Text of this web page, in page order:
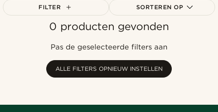
FILTER SORTEREN OP
Populairste
Duurste
0 producten gevonden
Pas de geselecteerde filters aan
ALLE FILTERS OPNIEUW INSTELLEN